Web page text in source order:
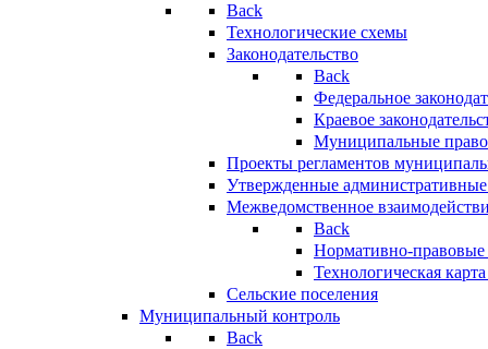
Back
Технологические схемы
Законодательство
Back
Федеральное
Краевое
Муниципальные
Проекты регламентов
Утвержденные
Межведомственное
Back
Нормативно-правовые
Технологическая
Сельские поселения
Муниципальный контроль
Back